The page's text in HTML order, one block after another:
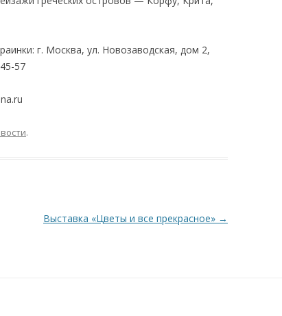
г. Москва, ул. Новозаводская, дом 2,
57
.
Выставка «Цветы и все прекрасное» →